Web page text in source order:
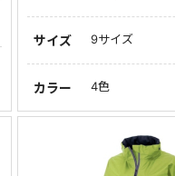
サイズ 9サイズ
カラー 4色